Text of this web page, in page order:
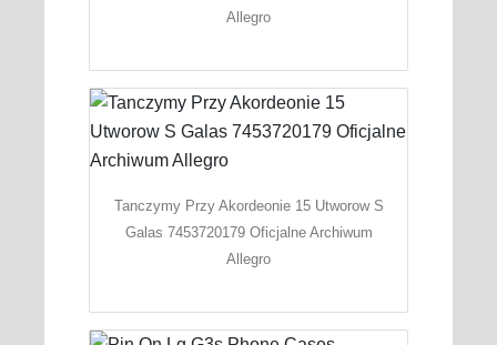
Allegro
Tanczymy Przy Akordeonie 15 Utworow S
Galas 7453720179 Oficjalne Archiwum
Allegro